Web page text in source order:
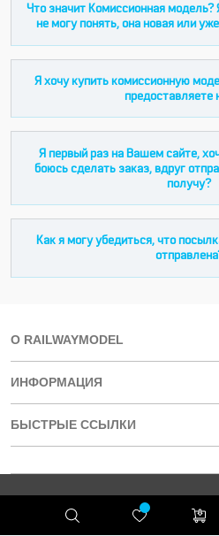
Что значит Комиссионная модель?
не могу понять, она новая или
Я хочу купить комиссионную
предоставляете
Я первый раз на Вашем сайте,
боюсь сделать заказ, вдруг
получу?
Как я могу убедиться, что
О RAILWAYMODEL
ИНФОРМАЦИЯ
БЫСТРЫЕ ССЫЛКИ
RAILWAYMODEL.COM ©2001-2026